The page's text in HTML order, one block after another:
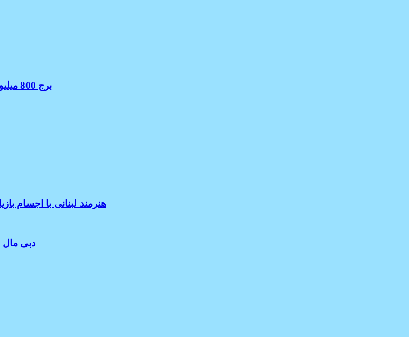
برج 800 میلیون درهمی «وقف یک میلیارد غذا» در جاده شیخ زاید ساخته خواهد شد
هنرمند لبنانی با اجسام
دبی مال با 105 میلیون بازدیدکننده در سال 2023 پربازدیدترین